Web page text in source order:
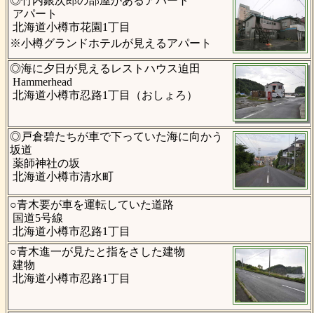
アパート
北海道小樽市花園1丁目
※小樽グランドホテルが見えるアパート
◎海に夕日が見えるレストハウス迫田
Hammerhead
北海道小樽市忍路1丁目（おしょろ）
◎戸倉碧たちが車で下っていた海に向かう
坂道
薬師神社の坂
北海道小樽市清水町
○青木要が車を運転していた道路
国道5号線
北海道小樽市忍路1丁目
○青木進一が見たと指をさした建物
建物
北海道小樽市忍路1丁目